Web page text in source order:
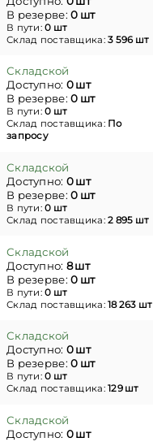
В резерве:0 шт
В пути:0 шт
Склад поставщика:3 596 шт
Складской
Доступно: 0 шт
В резерве:0 шт
В пути:0 шт
Склад поставщика: По
запросу
Складской
Доступно: 0 шт
В резерве:0 шт
В пути:0 шт
Склад поставщика:2 895 шт
Складской
Доступно: 8 шт
В резерве:0 шт
В пути:0 шт
Склад поставщика:18 263 шт
Складской
Доступно: 0 шт
В резерве:0 шт
В пути:0 шт
Склад поставщика:129 шт
Складской
Доступно: 0 шт